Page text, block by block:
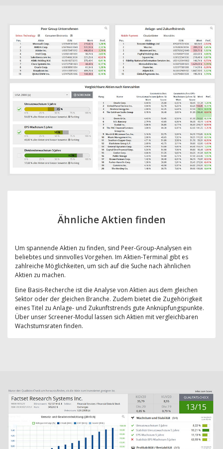
Ähnliche Aktien finden
Um spannende Aktien zu finden, sind Peer-Group-Analysen ein
beliebtes und sinnvolles Vorgehen. Im Aktien-Terminal gibt es
zahlreiche Möglichkeiten, um sich auf die Suche nach ähnlichen
Aktien zu machen.
Eine Basis-Recherche ist die Analyse von Aktien aus dem gleichen
Sektor oder der gleichen Branche. Zudem bietet die Zugehörigkeit
eines Titel zu Anlage- und Zukunftstrends gute Anknüpfungspunkte.
Über unser Screener-Modul lassen sich Aktien mit vergleichbaren
Wachstumsraten finden.